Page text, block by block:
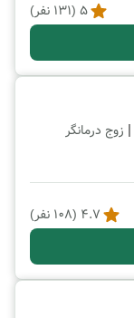
5
(
131 نفر)
| زوج درمانگر
4.7
(
108 نفر)